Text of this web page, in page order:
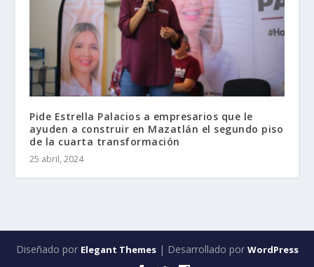
Pide Estrella Palacios a empresarios que le
ayuden a construir en Mazatlán el segundo piso
de la cuarta transformación
25 abril, 2024
Diseñado por Elegant Themes| Desarrollado por WordPress